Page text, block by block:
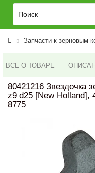
Запчасти к зерновым
ВСЕ О ТОВАРЕ
80421216 Звездочка
z9 d25 [New Holland],
8775